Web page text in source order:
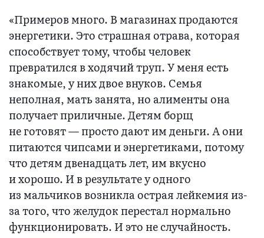
«Примеров много. В магазинах продаются
энергетики. Это страшная отрава, которая
способствует тому, чтобы человек
превратился в ходячий труп. У меня есть
знакомые, у них двое внуков. Семья
неполная, мать занята, но алименты она
получает приличные. Детям борщ
не готовят — просто дают им деньги. А они
питаются чипсами и энергетиками, потому
что детям двенадцать лет, им вкусно
и хорошо. И в результате у одного
из мальчиков возникла острая лейкемия из-
за того, что желудок перестал нормально
функционировать. И это не случайность.